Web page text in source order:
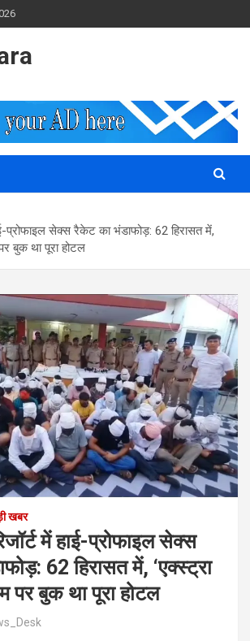
प्रोफाइल सेक्स रैकेट का भंडाफोड़: 62 हिरासत में,
बुक था पूरा होटल
खबर
में हाई-प्रोफाइल सेक्स
62 हिरासत में, ‘एक्स्ट्रा
पर बुक था पूरा होटल